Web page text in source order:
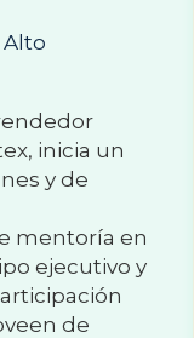
inicia un
y de
mentoría en
ejecutivo y
de